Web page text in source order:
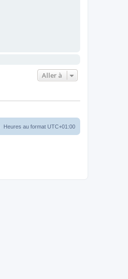
Aller à
Heures au format UTC+01:00